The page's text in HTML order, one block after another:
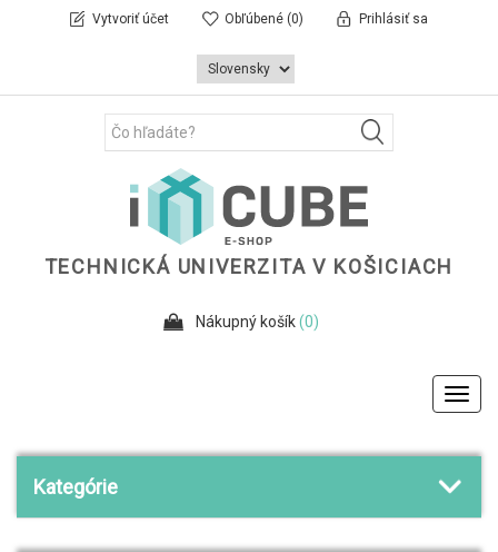
Vytvoriť účet Obľúbené (0) Prihlásiť sa
TECHNICKÁ UNIVERZITA V KOŠICIACH
Nákupný košík(0)
Kategórie